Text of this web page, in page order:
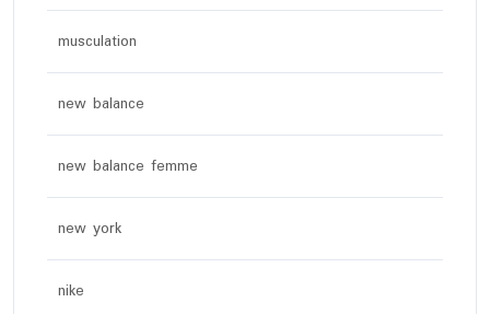
musculation
new balance
new balance femme
new york
nike